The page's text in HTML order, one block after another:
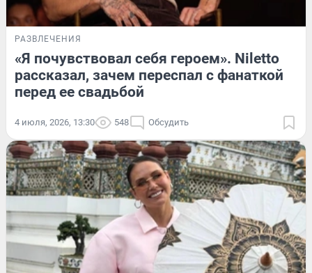
РАЗВЛЕЧЕНИЯ
«Я почувствовал себя героем». Niletto
рассказал, зачем переспал с фанаткой
перед ее свадьбой
4 июля, 2026, 13:30 548 Обсудить